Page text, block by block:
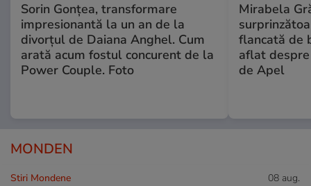
Sorin Gonțea, transformare
impresionantă la un an de la
divorțul de Daiana Anghel. Cum
arată acum fostul concurent de la
Power Couple. Foto
Mirabela
flancată de
aflat
de Apel
MONDEN
Stiri Mondene 08 aug.